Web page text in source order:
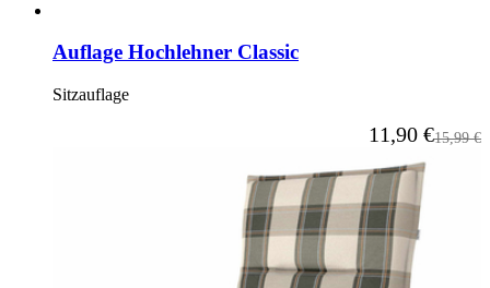
Auflage Hochlehner Classic
Sitzauflage
Ab
11,90 €15,99 €